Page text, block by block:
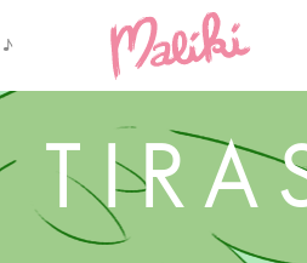
T I R A